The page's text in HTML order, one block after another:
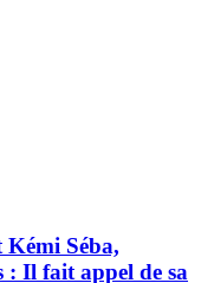
Séba,
: Il fait appel de sa